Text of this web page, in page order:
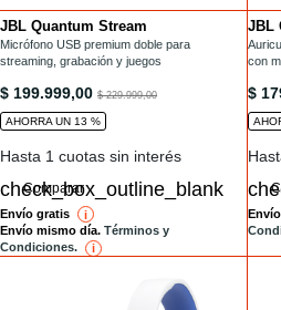
JBL Quantum Stream
/microfonos/QUANTUM-STREAM.html
Micrófono USB premium doble para
streaming, grabación y juegos
/microfonos/QUANTUM-STREAM.html
$ 199.999,00 $ 229.999,00
AHORRA UN 13 %
Installments
Hasta 1 cuotas sin interés
Comparar
Envío gratis i reference
Envío mismo día. Términos y
Condiciones.
i reference
JBL
/
con
/
$